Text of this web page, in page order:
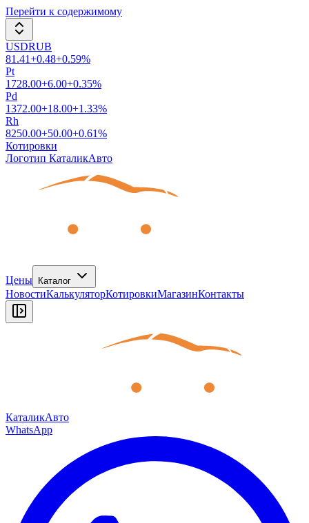
Перейти к содержимому
USDRUB
81.41+0.48+0.59%
Pt
1728.00+6.00+0.35%
Pd
1372.00+18.00+1.33%
Rh
8250.00+50.00+0.61%
Котировки
Логотип КаталикАвто
Цены Каталог
НовостиКалькуляторКотировкиМагазинКонтакты
КаталикАвто
WhatsApp